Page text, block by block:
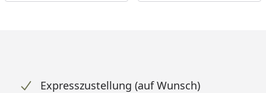
Expresszustellung (auf Wunsch)